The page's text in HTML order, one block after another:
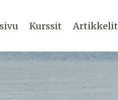
Kurssit Artikkelit